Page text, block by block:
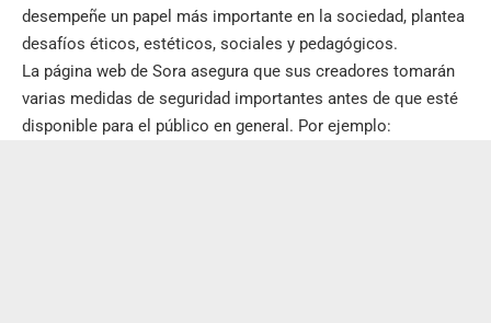
desempeñe un papel más importante en la sociedad, plantea
desafíos éticos, estéticos, sociales y pedagógicos.
La página web de Sora asegura que sus creadores tomarán
varias medidas de seguridad importantes antes de que esté
disponible para el público en general. Por ejemplo: